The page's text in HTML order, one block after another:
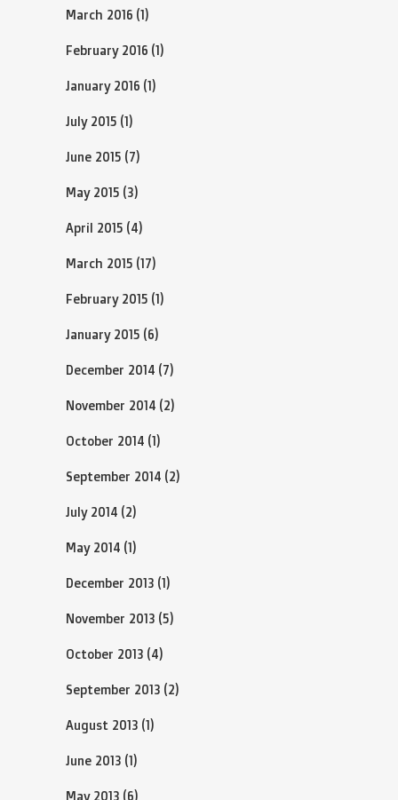
March 2016 (1)
February 2016 (1)
January 2016 (1)
July 2015 (1)
June 2015 (7)
May 2015 (3)
April 2015 (4)
March 2015 (17)
February 2015 (1)
January 2015 (6)
December 2014 (7)
November 2014 (2)
October 2014 (1)
September 2014 (2)
July 2014 (2)
May 2014 (1)
December 2013 (1)
November 2013 (5)
October 2013 (4)
September 2013 (2)
August 2013 (1)
June 2013 (1)
May 2013 (6)